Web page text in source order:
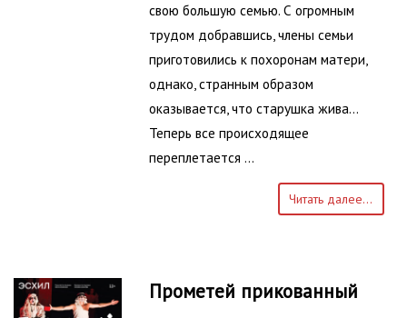
свою большую семью. С огромным
трудом добравшись, члены семьи
приготовились к похоронам матери,
однако, странным образом
оказывается, что старушка жива...
Теперь все происходящее
переплетается …
Читать далее...
Прометей прикованный